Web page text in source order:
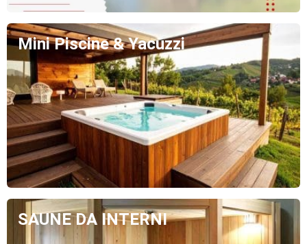
Mini Piscine & Yacuzzi
SAUNE DA INTERNI